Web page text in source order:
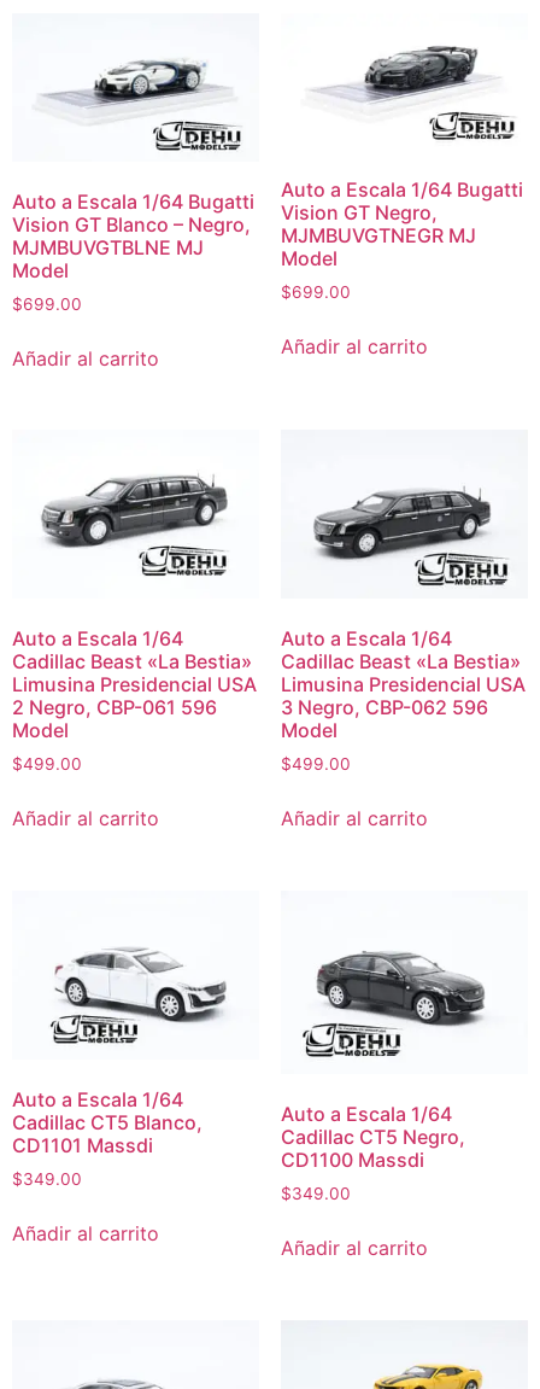
Auto a Escala 1/64 Bugatti
Vision GT Blanco – Negro,
MJMBUVGTBLNE MJ
Model
$699.00
Añadir al carrito
Auto a Escala 1/64 Bugatti
Vision GT Negro,
MJMBUVGTNEGR MJ
Model
$699.00
Añadir al carrito
Auto a Escala 1/64
Cadillac Beast «La Bestia»
Limusina Presidencial USA
2 Negro, CBP-061 596
Model
$499.00
Añadir al carrito
Auto a Escala 1/64
Cadillac Beast «La Bestia»
Limusina Presidencial USA
3 Negro, CBP-062 596
Model
$499.00
Añadir al carrito
Auto a Escala 1/64
Cadillac CT5 Blanco,
CD1101 Massdi
$349.00
Añadir al carrito
Auto a Escala 1/64
Cadillac CT5 Negro,
CD1100 Massdi
$349.00
Añadir al carrito